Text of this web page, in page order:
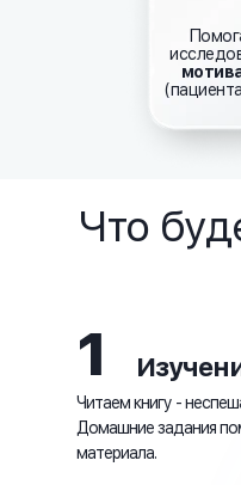
Что
Читаем книгу -
Домашние задания
материала.
1